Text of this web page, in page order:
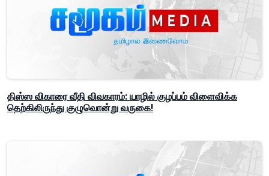
திஸ்ஸ விகாரை வீதி விவகாரம்: யாழில் குழப்பம் விளைவிக்க
தெற்கிலிருந்து குழுவொன்று வருகை!